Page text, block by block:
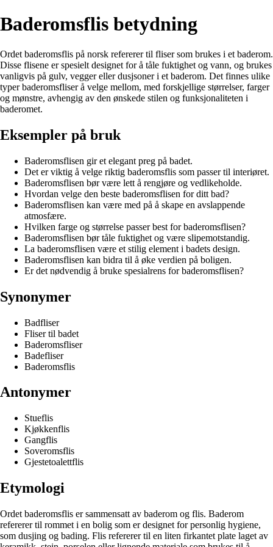
Baderomsflis betydning
Ordet baderomsflis på norsk refererer til fliser som brukes i et baderom.
Disse flisene er spesielt designet for å tåle fuktighet og vann, og brukes
vanligvis på gulv, vegger eller dusjsoner i et baderom. Det finnes ulike
typer baderomsfliser å velge mellom, med forskjellige størrelser, farger
og mønstre, avhengig av den ønskede stilen og funksjonaliteten i
baderomet.
Eksempler på bruk
Baderomsflisen gir et elegant preg på badet.
Det er viktig å velge riktig baderomsflis som passer til interiøret.
Baderomsflisen bør være lett å rengjøre og vedlikeholde.
Hvordan velge den beste baderomsflisen for ditt bad?
Baderomsflisen kan være med på å skape en avslappende
atmosfære.
Hvilken farge og størrelse passer best for baderomsflisen?
Baderomsflisen bør tåle fuktighet og være slipemotstandig.
La baderomsflisen være et stilig element i badets design.
Baderomsflisen kan bidra til å øke verdien på boligen.
Er det nødvendig å bruke spesialrens for baderomsflisen?
Synonymer
Badfliser
Fliser til badet
Baderomsfliser
Badefliser
Baderomsflis
Antonymer
Stueflis
Kjøkkenflis
Gangflis
Soveromsflis
Gjestetoalettflis
Etymologi
Ordet baderomsflis er sammensatt av baderom og flis. Baderom
refererer til rommet i en bolig som er designet for personlig hygiene,
som dusjing og bading. Flis refererer til en liten firkantet plate laget av